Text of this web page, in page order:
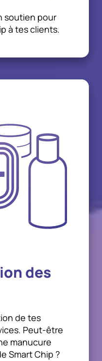
soutien pour
à tes clients.
des
de tes
Peut-être
manucure
Smart Chip ?